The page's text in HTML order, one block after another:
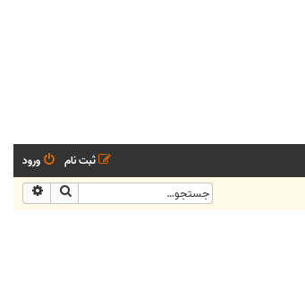
ورود
ثبت نام
جستجو